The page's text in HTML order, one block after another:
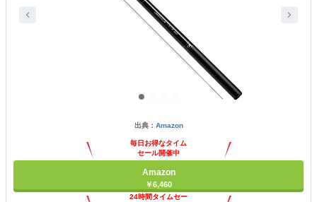
出典： Amazon
毎日お得なタイム
セール開催中
Amazon
￥6,460
24時間タイムセー